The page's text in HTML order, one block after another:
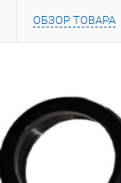
ОБЗОР ТОВАРА